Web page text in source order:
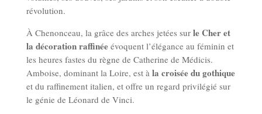
révolution.
À Chenonceau, la grâce des arches jetées sur le Cher et
la décoration raffinée évoquent l’élégance au féminin et
les heures fastes du règne de Catherine de Médicis.
Amboise, dominant la Loire, est àla croisée du gothique
et du raffinement italien, et offre un regard privilégié sur
le génie de Léonard de Vinci.